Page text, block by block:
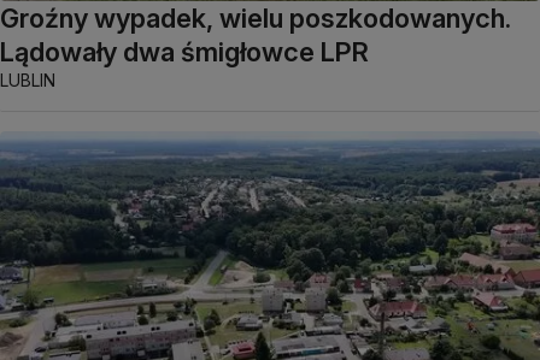
Groźny wypadek, wielu poszkodowanych.
Lądowały dwa śmigłowce LPR
LUBLIN